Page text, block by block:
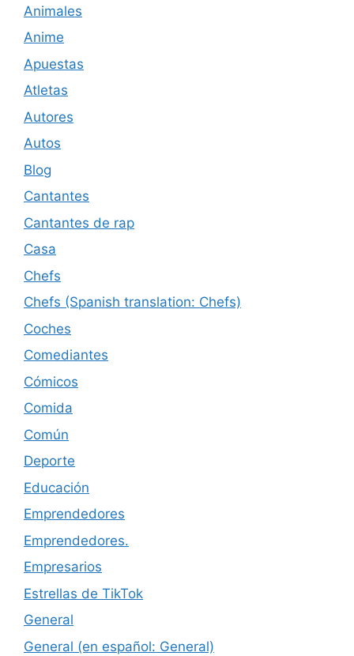
Animales
Anime
Apuestas
Atletas
Autores
Autos
Blog
Cantantes
Cantantes de rap
Casa
Chefs
Chefs (Spanish translation: Chefs)
Coches
Comediantes
Cómicos
Comida
Común
Deporte
Educación
Emprendedores
Emprendedores.
Empresarios
Estrellas de TikTok
General
General (en español: General)